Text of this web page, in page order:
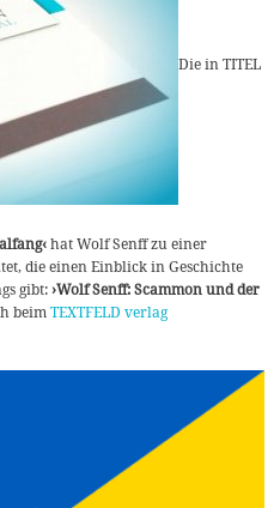
Die in TITEL
hat Wolf Senff zu einer
die einen Einblick in Geschichte
gibt:›Wolf Senff: Scammon und der
beimTEXTFELD verlag